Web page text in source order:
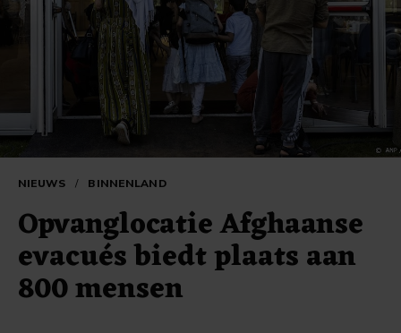
NIEUWS / BINNENLAND
Opvanglocatie Afghaanse
evacués biedt plaats aan
800 mensen